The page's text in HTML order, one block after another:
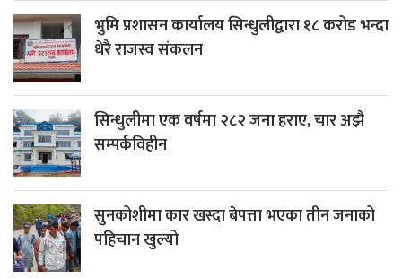
भुमि प्रशासन कार्यालय सिन्धुलीद्वारा १८ करोड भन्दा
धेरै राजस्व संकलन
सिन्धुलीमा एक वर्षमा २८२ जना हराए, चार अझै
सम्पर्कविहीन
सुनकोशीमा कार खस्दा बेपत्ता भएका तीन जनाको
पहिचान खुल्यो